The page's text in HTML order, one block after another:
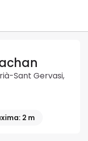
Sant Gervasi,
2 m